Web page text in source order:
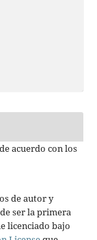
acuerdo con los
de autor y
ser la primera
licenciado bajo